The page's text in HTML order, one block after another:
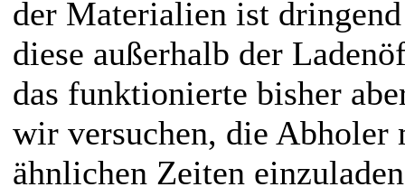
der Materialien ist
diese außerhalb der
das funktionierte bisher
wir versuchen, die Abholer
ähnlichen Zeiten